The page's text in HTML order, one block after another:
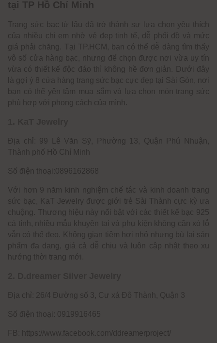
tại TP Hồ Chí Minh
Trang sức bạc từ lâu đã trở thành sự lựa chọn yêu thích
của nhiều chị em nhờ vẻ đẹp tinh tế, dễ phối đồ và mức
giá phải chăng. Tại TP.HCM, bạn có thể dễ dàng tìm thấy
vô số cửa hàng bạc, nhưng để chọn được nơi vừa uy tín
vừa có thiết kế độc đáo thì không hề đơn giản. Dưới đây
là gợi ý 8 cửa hàng trang sức bạc cực đẹp tại Sài Gòn, nơi
bạn có thể yên tâm mua sắm và lựa chọn món trang sức
phù hợp với phong cách của mình.
Địa chỉ: 99 Lê Văn Sỹ, Phường 13, Quận Phú Nhuận,
Thành phố Hồ Chí Minh
Số điện thoại:0896162868
Với hơn 9 năm kinh nghiệm chế tác và kinh doanh trang
sức bạc, KaT Jewelry được giới trẻ Sài Thành cực kỳ ưa
chuộng. Thương hiệu này nổi bật với các thiết kế bạc 925
cá tính, nhiều mẫu khuyên tai và phụ kiện không cần xỏ lỗ
vẫn có thể đeo. Không gian tiệm hơi nhỏ nhưng bù lại sản
phẩm đa dạng, giá cả dễ chịu và luôn cập nhật theo xu
hướng thời trang mới.
Địa chỉ: 26/4 Đường số 3, Cư xá Đô Thành, Quận 3
Số điện thoại: 0919916465
FB: https://www.facebook.com/ddreamerproject/